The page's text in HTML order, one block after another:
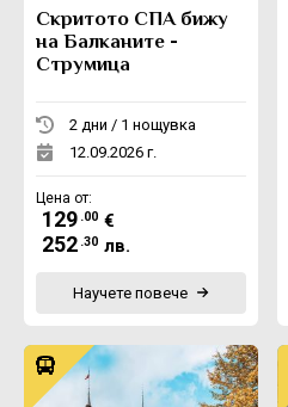
Скритото СПА бижу
на Балканите -
Струмица
2 дни / 1 нощувка
12.09.2026 г.
Цена от:
129 .00 €
252 .30 лв.
Научете повече